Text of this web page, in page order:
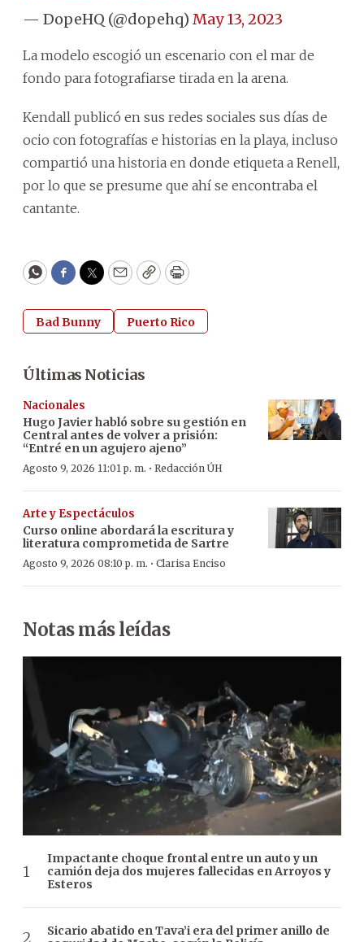
— DopeHQ (@dopehq) May 13, 2023
La modelo escogió un escenario con el mar de
fondo para fotografiarse tirada en la arena.
Kendall publicó en sus redes sociales sus días de
ocio con fotografías e historias en la playa, incluso
compartió una historia en donde etiqueta a Renell,
por lo que se presume que ahí se encontraba el
cantante.
WhatsApp
Facebook
Twitter
EmailCopyPrint
Bad Bunny Puerto Rico
Últimas Noticias
Nacionales
Hugo Javier habló sobre su gestión en
Central antes de volver a prisión:
“Entré en un agujero ajeno”
Agosto 9, 2026 11:01 p. m. · Redacción ÚH
Arte y Espectáculos
Curso online abordará la escritura y
literatura comprometida de Sartre
Agosto 9, 2026 08:10 p. m. · Clarisa Enciso
Notas más leídas
Impactante choque frontal entre un auto y un
camión deja dos mujeres fallecidas en Arroyos y
Esteros
Sicario abatido en Tava’i era del primer anillo de